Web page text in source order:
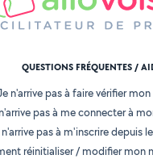
QUESTIONS FRÉQUENTES /
n'arrive pas à faire vérifier
pas à me connecter à
n'arrive pas à m'inscrire depuis
réinitialiser / modifier mon